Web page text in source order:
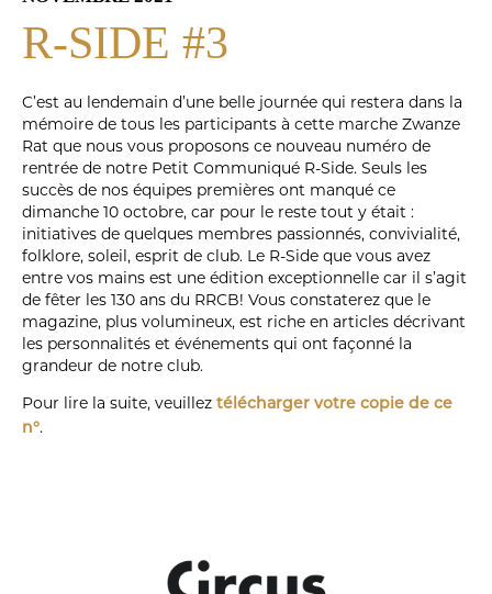
R-SIDE #3
C’est au lendemain d’une belle journée qui restera dans la
mémoire de tous les participants à cette marche Zwanze
Rat que nous vous proposons ce nouveau numéro de
rentrée de notre Petit Communiqué R-Side. Seuls les
succès de nos équipes premières ont manqué ce
dimanche 10 octobre, car pour le reste tout y était :
initiatives de quelques membres passionnés, convivialité,
folklore, soleil, esprit de club. Le R-Side que vous avez
entre vos mains est une édition exceptionnelle car il s’agit
de fêter les 130 ans du RRCB! Vous constaterez que le
magazine, plus volumineux, est riche en articles décrivant
les personnalités et événements qui ont façonné la
grandeur de notre club.
Pour lire la suite, veuillez télécharger votre copie de ce
n°.